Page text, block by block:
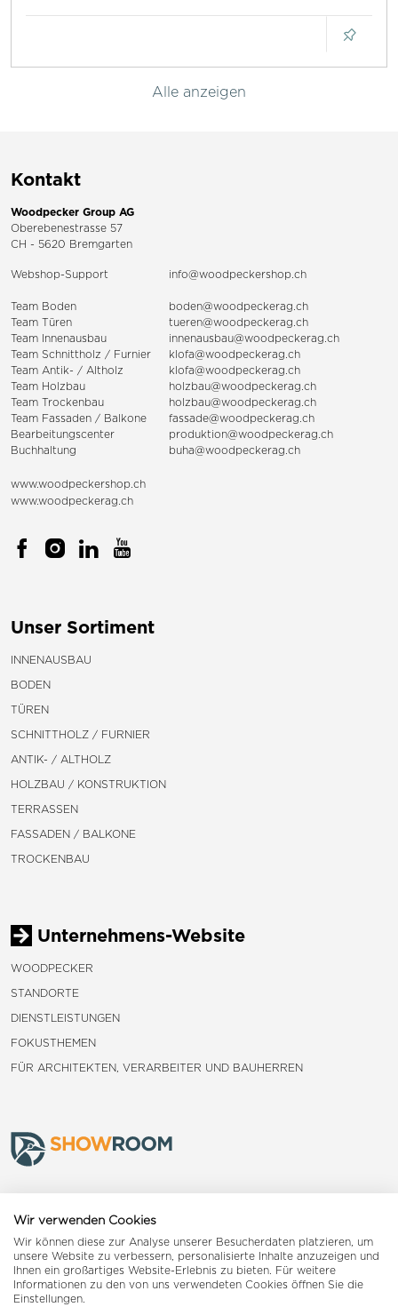
Alle anzeigen
Kontakt
Woodpecker Group AG
Oberebenestrasse 57
CH - 5620 Bremgarten
Webshop-Support info@woodpeckershop.ch
Team Boden
boden@woodpeckerag.ch
Team Türen
tueren@woodpeckerag.ch
Team Innenausbau
innenausbau@woodpeckerag.ch
Team Schnittholz / Furnier
klofa@woodpeckerag.ch
Team Antik- / Altholz
klofa@woodpeckerag.ch
Team Holzbau
holzbau@woodpeckerag.ch
Team Trockenbau
holzbau@woodpeckerag.ch
Team Fassaden / Balkone
fassade@woodpeckerag.ch
Bearbeitungscenter
produktion@woodpeckerag.ch
Buchhaltung
buha@woodpeckerag.ch
www.woodpeckershop.ch
www.woodpeckerag.ch
Unser Sortiment
INNENAUSBAU
BODEN
TÜREN
SCHNITTHOLZ / FURNIER
ANTIK- / ALTHOLZ
HOLZBAU / KONSTRUKTION
TERRASSEN
FASSADEN / BALKONE
TROCKENBAU
Unternehmens-Website
WOODPECKER
STANDORTE
DIENSTLEISTUNGEN
FOKUSTHEMEN
FÜR ARCHITEKTEN, VERARBEITER UND BAUHERREN
Landquart
Reiden
Wir verwenden Cookies
Wir können diese zur Analyse unserer Besucherdaten platzieren, um
unsere Website zu verbessern, personalisierte Inhalte anzuzeigen und
Ihnen ein großartiges Website-Erlebnis zu bieten. Für weitere
Informationen zu den von uns verwendeten Cookies öffnen Sie die
Einstellungen.